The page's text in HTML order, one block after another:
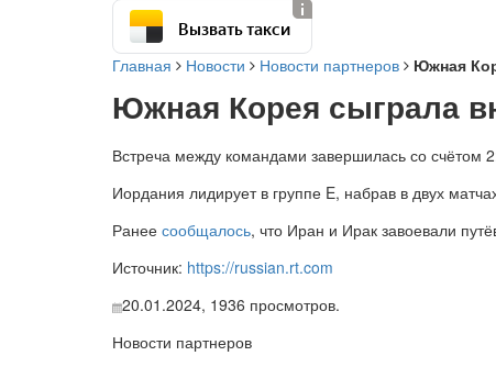
Вызвать такси
Главная Новости Новости партнеров Южная
Южная Корея сыграла
Встреча между командами завершилась со счётом
Иордания лидирует в группе E, набрав в двух
Ранее сообщалось, что Иран и Ирак завоевали
Источник: https://russian.rt.com
20.01.2024, 1936 просмотров.
Новости партнеров